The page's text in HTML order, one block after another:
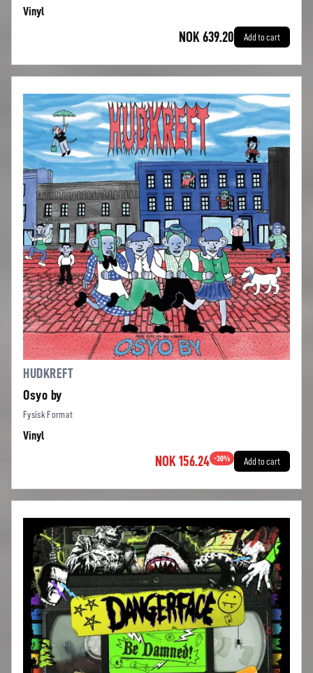
Vinyl
NOK 639.20 Add to cart
HUDKREFT
Osyo by
Fysisk Format
Vinyl
NOK 156.24 -30% Add to cart